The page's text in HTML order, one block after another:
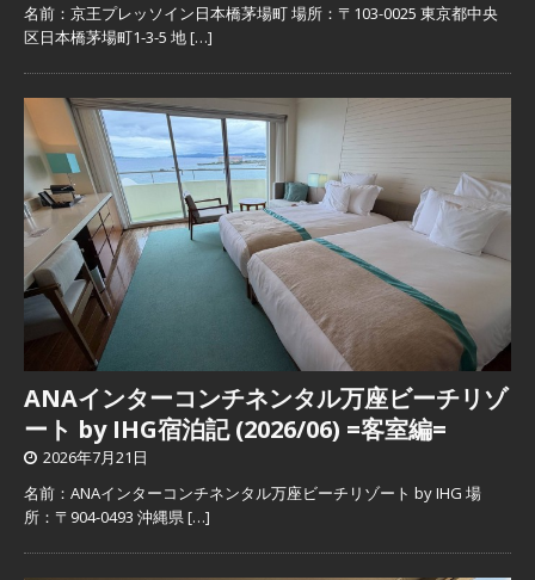
名前：京王プレッソイン日本橋茅場町 場所：〒103-0025 東京都中央
区日本橋茅場町1-3-5 地[…]
ANAインターコンチネンタル万座ビーチリゾ
ート by IHG宿泊記 (2026/06) =客室編=
2026年7月21日
名前：ANAインターコンチネンタル万座ビーチリゾート by IHG 場
所：〒904-0493 沖縄県[…]